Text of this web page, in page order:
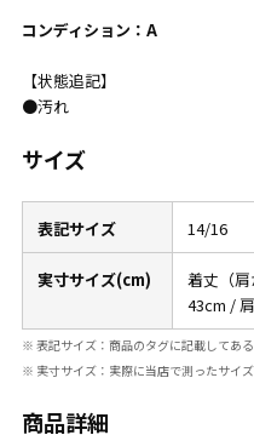
コンディション：A
【状態追記】
●汚れ
サイズ
表記サイズ 14/16
実寸サイズ(cm)
着丈（肩
43cm /
※ 表記サイズ：商品のタグに記載してあ
※ 実寸サイズ：実際に当店で測ったサイズ
商品詳細